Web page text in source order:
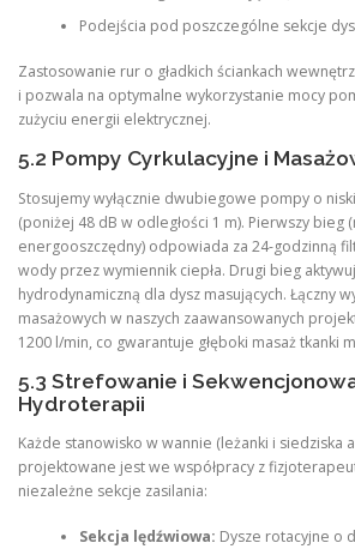
Podejścia pod poszczególne sekcje
Zastosowanie rur o gładkich ściankach
i pozwala na optymalne wykorzystanie mocy
zużyciu energii elektrycznej.
5.2 Pompy Cyrkulacyjne i
Stosujemy wyłącznie dwubiegowe pompy o
(poniżej 48 dB w odległości 1 m). Pierwszy bieg
energooszczędny) odpowiada za 24-godzinną
wody przez wymiennik ciepła. Drugi bieg
hydrodynamiczną dla dysz masujących. Łączny
masażowych w naszych zaawansowanych
1200 l/min, co gwarantuje głęboki masaż tkanki
5.3 Strefowanie i
Hydroterapii
Każde stanowisko w wannie (leżanki i siedziska
projektowane jest we współpracy z
niezależne sekcje zasilania:
Sekcja lędźwiowa: Dysze rotacyjne o